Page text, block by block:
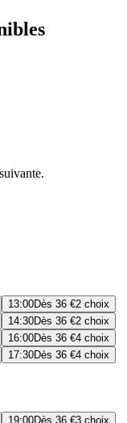
13:00Dès 36 €2 choix
14:30Dès 36 €2 choix
16:00Dès 36 €4 choix
17:30Dès 36 €4 choix
19:00Dès 36 €3 choix